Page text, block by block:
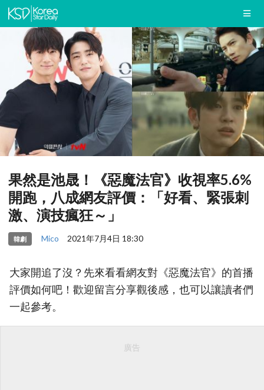
果然是池晟！《惡魔法官》收視率5.6%
開跑，八成網友評價：「好看、緊張刺
激、演技瘋狂～」
韓劇 Mico 2021年7月4日 18:30
大家開追了沒？先來看看網友對《惡魔法官》的首播
評價如何吧！歡迎留言分享觀後感，也可以讓讀者們
一起參考。
廣告